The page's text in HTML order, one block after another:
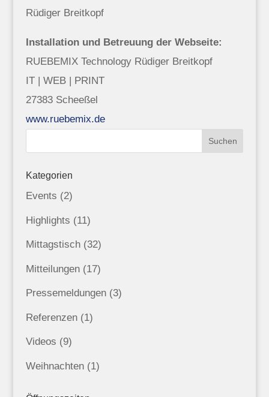
Rüdiger Breitkopf
Installation und Betreuung der Webseite:
RUEBEMIX Technology Rüdiger Breitkopf
IT | WEB | PRINT
27383 Scheeßel
www.ruebemix.de
Kategorien
Events (2)
Highlights (11)
Mittagstisch(32)
Mitteilungen(17)
Pressemeldungen(3)
Referenzen(1)
Videos (9)
Weihnachten(1)